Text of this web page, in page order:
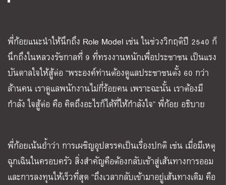
พี่ก้อยแนะนำให้นึกถึง Role Model เช่น ในช่วงวิกฤติปี 2540 ก็
นึกถึงในหลวงรัชกาลที่ 9 ที่ทรงงานหนักเพื่อประชาชน เป็นแรง
บันดาลใจให้สู้ต่อ “พระองค์ท่านต้องดูแลประชาชนตั้ง 60 กว่า
ล้านคน เราดูแลพนักงานไม่กี่ร้อยคน เพราะฉะนั้น เราต้องมี
กำลัง ใจสู้ต่อ คือ คิดถึงอะไรก็ได้ที่ให้กำลังใจ” พี่ก้อย อธิบาย
พี่ก้อยเน้นย้ำว่า การเผชิญอุปสรรคเป็นเรื่องปกติ เช่น เมื่อมีเหตุ
ฉุกเฉินในครอบครัว สิ่งสำคัญคือต้องกลับเข้าสู่เส้นทางการออม
และการลงทุนให้เร็วที่สุด “ถึงเวลากลับเข้ามาอยู่เส้นทางเดิม คือ